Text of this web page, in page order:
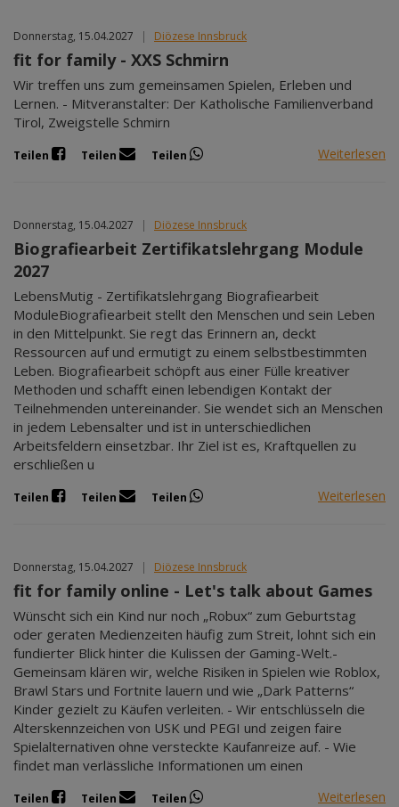
Donnerstag, 15.04.2027 | Diözese Innsbruck
fit for family - XXS Schmirn
Wir treffen uns zum gemeinsamen Spielen, Erleben und
Lernen. - Mitveranstalter: Der Katholische Familienverband
Tirol, Zweigstelle Schmirn
Teilen Teilen Teilen Weiterlesen
Donnerstag, 15.04.2027 | Diözese Innsbruck
Biografiearbeit Zertifikatslehrgang Module
2027
LebensMutig - Zertifikatslehrgang Biografiearbeit
ModuleBiografiearbeit stellt den Menschen und sein Leben
in den Mittelpunkt. Sie regt das Erinnern an, deckt
Ressourcen auf und ermutigt zu einem selbstbestimmten
Leben. Biografiearbeit schöpft aus einer Fülle kreativer
Methoden und schafft einen lebendigen Kontakt der
Teilnehmenden untereinander. Sie wendet sich an Menschen
in jedem Lebensalter und ist in unterschiedlichen
Arbeitsfeldern einsetzbar. Ihr Ziel ist es, Kraftquellen zu
erschließen u
Teilen Teilen Teilen Weiterlesen
Donnerstag, 15.04.2027 | Diözese Innsbruck
fit for family online - Let's talk about Games
Wünscht sich ein Kind nur noch „Robux“ zum Geburtstag
oder geraten Medienzeiten häufig zum Streit, lohnt sich ein
fundierter Blick hinter die Kulissen der Gaming-Welt.-
Gemeinsam klären wir, welche Risiken in Spielen wie Roblox,
Brawl Stars und Fortnite lauern und wie „Dark Patterns“
Kinder gezielt zu Käufen verleiten. - Wir entschlüsseln die
Alterskennzeichen von USK und PEGI und zeigen faire
Spielalternativen ohne versteckte Kaufanreize auf. - Wie
findet man verlässliche Informationen um einen
Teilen Teilen Teilen Weiterlesen